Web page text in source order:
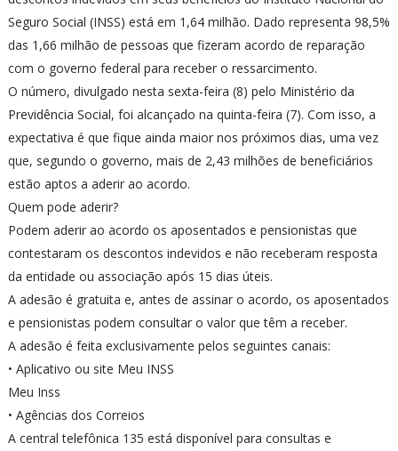
Seguro Social (INSS) está em 1,64 milhão. Dado representa 98,5%
das 1,66 milhão de pessoas que fizeram acordo de reparação
com o governo federal para receber o ressarcimento.
O número, divulgado nesta sexta-feira (8) pelo Ministério da
Previdência Social, foi alcançado na quinta-feira (7). Com isso, a
expectativa é que fique ainda maior nos próximos dias, uma vez
que, segundo o governo, mais de 2,43 milhões de beneficiários
estão aptos a aderir ao acordo.
Quem pode aderir?
Podem aderir ao acordo os aposentados e pensionistas que
contestaram os descontos indevidos e não receberam resposta
da entidade ou associação após 15 dias úteis.
A adesão é gratuita e, antes de assinar o acordo, os aposentados
e pensionistas podem consultar o valor que têm a receber.
A adesão é feita exclusivamente pelos seguintes canais:
• Aplicativo ou site Meu INSS
Meu Inss
• Agências dos Correios
A central telefônica 135 está disponível para consultas e